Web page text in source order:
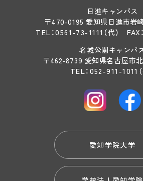
日進キャンパス
〒470-0195 愛知県日進市岩
TEL：0561-73-1111 （代）
FAX
名城公園キャンパ
〒462-8739 愛知県名古屋市
TEL：052-911-1011
愛知学院大学